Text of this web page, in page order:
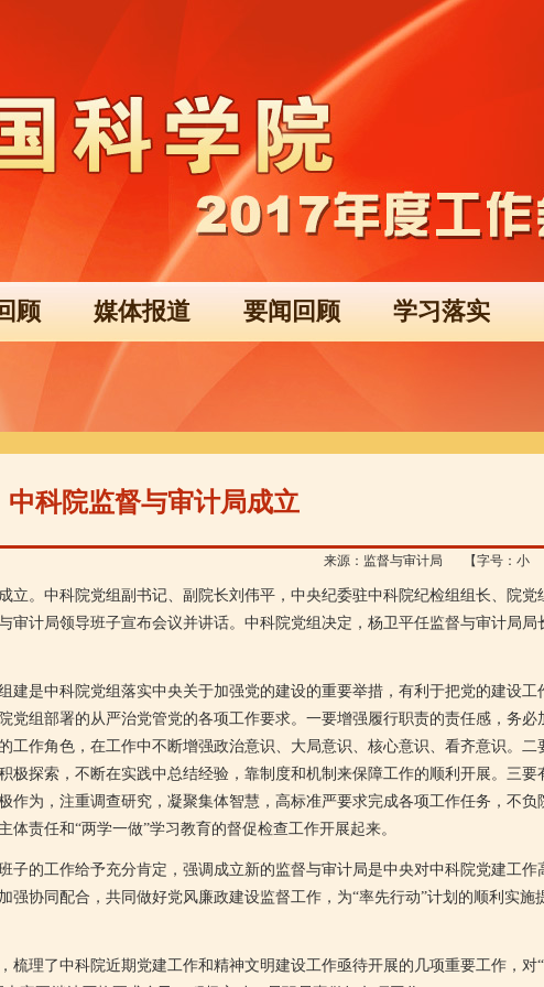
顾 媒体报道 要闻回顾 学习落实
中科院监督与审计局成立
来源：监督与审计局 【字号： 小
。中科院党组副书记、副院长刘伟平，中央纪委驻中科院纪检组组长、院党
审计局领导班子宣布会议并讲话。中科院党组决定，杨卫平任监督与审计局局
是中科院党组落实中央关于加强党的建设的重要举措，有利于把党的建设工
党组部署的从严治党管党的各项工作要求。一要增强履行职责的责任感，务必
工作角色，在工作中不断增强政治意识、大局意识、核心意识、看齐意识。二
极探索，不断在实践中总结经验，靠制度和机制来保障工作的顺利开展。三要
作为，注重调查研究，凝聚集体智慧，高标准严要求完成各项工作任务，不负
责任和“两学一做”学习教育的督促检查工作开展起来。
的工作给予充分肯定，强调成立新的监督与审计局是中央对中科院党建工作
强协同配合，共同做好党风廉政建设监督工作，为“率先行动”计划的顺利实施
理了中科院近期党建工作和精神文明建设工作亟待开展的几项重要工作，对